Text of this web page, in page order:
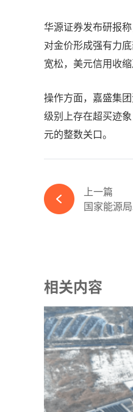
华源证券发布研报
对金价形成强有力
宽松，美元信用收
操作方面，嘉盛集
级别上存在超买迹
元的整数关口。
上一篇
相关内容